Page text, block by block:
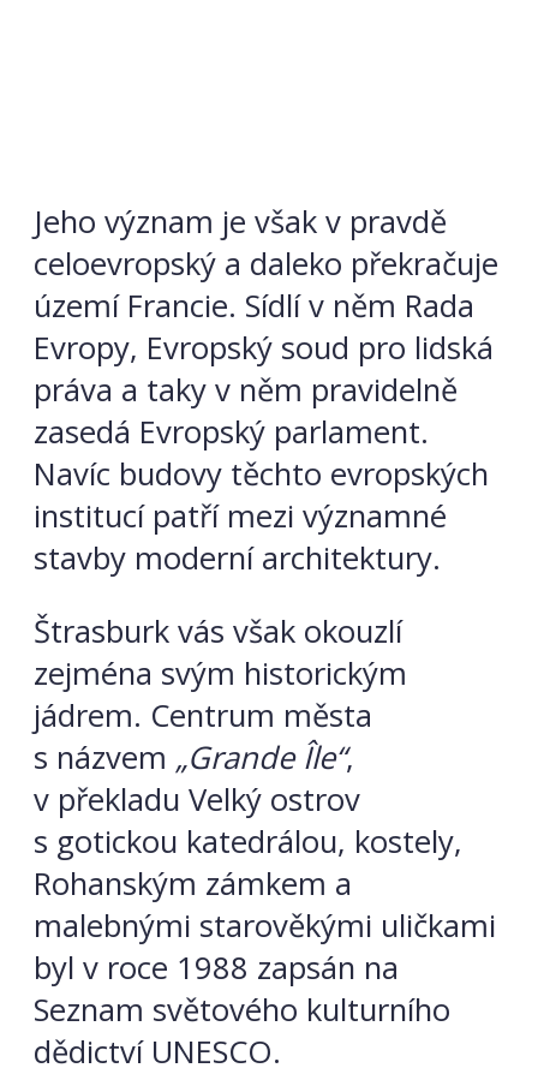
Jeho význam je však v pravdě
celoevropský a daleko překračuje
území Francie. Sídlí v něm Rada
Evropy, Evropský soud pro lidská
práva a taky v něm pravidelně
zasedá Evropský parlament.
Navíc budovy těchto evropských
institucí patří mezi významné
stavby moderní architektury.
Štrasburk vás však okouzlí
zejména svým historickým
jádrem. Centrum města
s názvem „Grande Île“,
v překladu Velký ostrov
s gotickou katedrálou, kostely,
Rohanským zámkem a
malebnými starověkými uličkami
byl v roce 1988 zapsán na
Seznam světového kulturního
dědictví UNESCO.